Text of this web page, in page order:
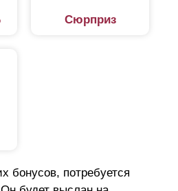
Сюрприз
бонусов, потребуется